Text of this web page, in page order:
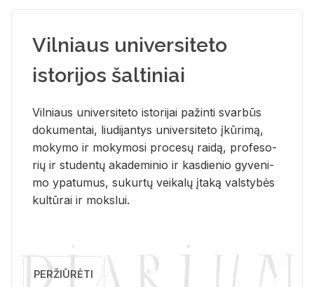
Vilniaus universiteto
istorijos šaltiniai
Vil­niaus uni­ver­si­te­to is­to­ri­jai pa­žin­ti svar­būs
do­ku­men­tai, liu­di­jan­tys uni­ver­si­te­to įkū­ri­mą,
mo­ky­mo ir mo­ky­mo­si pro­ce­sų rai­dą, pro­fe­so­
rių ir stu­den­tų aka­de­mi­nio ir kas­die­nio gy­ve­ni­
mo ypa­tu­mus, su­kur­tų vei­ka­lų įta­ką vals­ty­bės
kul­tū­rai ir moks­lui.
PERŽIŪRĖTI